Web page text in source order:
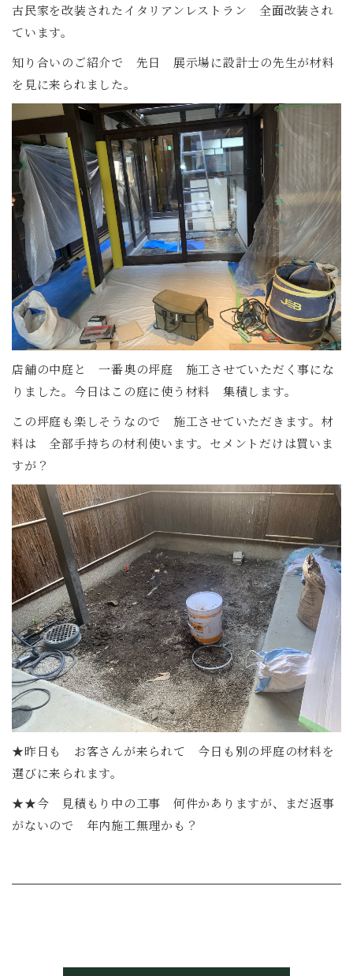
古民家を改装されたイタリアンレストラン 全面改装され
ています。
知り合いのご紹介で 先日 展示場に設計士の先生が材料
を見に来られました。
店舗の中庭と 一番奥の坪庭 施工させていただく事にな
りました。今日はこの庭に使う材料 集積します。
この坪庭も楽しそうなので 施工させていただきます。材
料は 全部手持ちの材利使います。セメントだけは買いま
すが？
★昨日も お客さんが来られて 今日も別の坪庭の材料を
選びに来られます。
★★今 見積もり中の工事 何件かありますが、まだ返事
がないので 年内施工無理かも？